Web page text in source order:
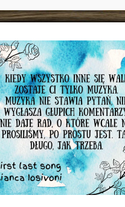
SEARCH